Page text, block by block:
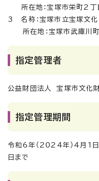
所在地：宝塚市栄町2丁
3 名称：宝塚市立宝塚文化
所在地：宝塚市武庫川
指定管理者
公益財団法人 宝塚市文化
指定管理期間
令和6年（2024年）4月1
日まで